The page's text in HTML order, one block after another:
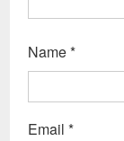
Name*
Email*